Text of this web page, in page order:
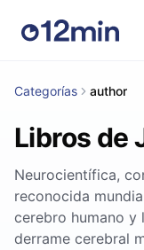
Categorías author
Libros de
Neurocientífica,
reconocida
cerebro humano y
derrame cerebral